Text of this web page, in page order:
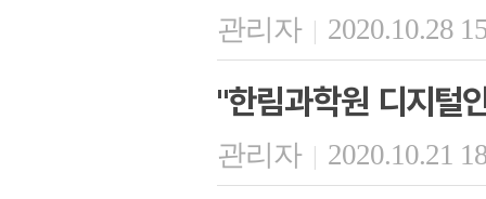
관리자 | 2020.10.28
"한림과학원 디지털
관리자 | 2020.10.21